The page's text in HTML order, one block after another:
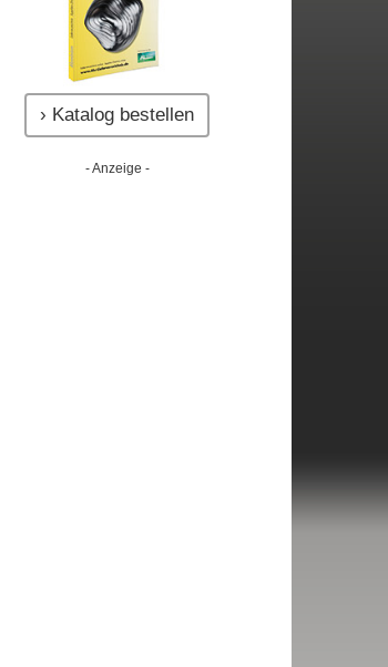
› Katalog bestellen
- Anzeige -